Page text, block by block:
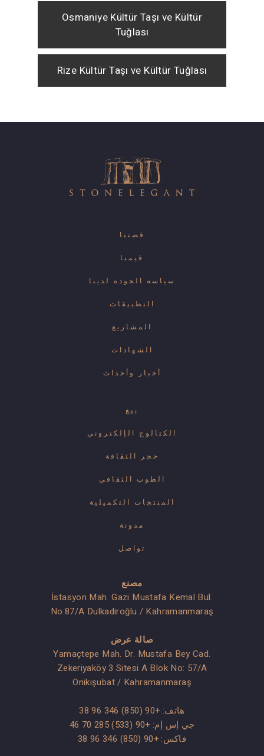
Osmaniye Kültür Taşı ve Kültür
Tuğlası
Rize Kültür Taşı ve Kültür Tuğlası
قصتنا
قيمنا
سياسة الجودة لدينا
التطبيقات
المشاريع
الشهادات
أخبار وأحداث
بيع
الكتالوج الإلكتروني
حجر الثقافة
الطوب الثقافي
المنتجات التكميلية
مدونة
تواصل
مصنع
İstasyon Mah. Gazi Mustafa Kemal Bul.
No:87/A Dulkadiroğlu / Kahramanmaraş
صالة عرض
Yamaçtepe Mah. Dr. Mustafa Bey Cad.
Zekeriyaköy 3 Sitesi A Blok No: 57/A
Onikişubat / Kahramanmaraş
هاتف: +90 (850) 346 96 38
جي إس إم: +90 (533) 285 70 46
فاكس: +90 (850) 346 96 38